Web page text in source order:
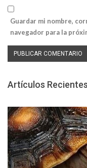
Guardar mi nombre,
navegador para la
Artículos Recientes